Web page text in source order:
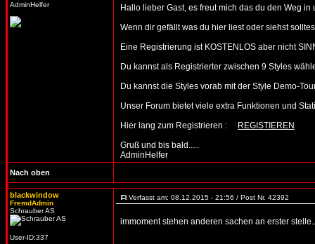
AdminHelfer
Hallo lieber Gast, es freut mich das du den Weg
Wenn dir gefällt was du hier liest oder siehst
Eine Registrierung ist KOSTENLOS aber nicht
Du kannst als Registrierter zwischen 9 Styles
Du kannst die Styles vorab mit der Style
Unser Forum bietet viele extra Funktionen und
Hier lang zum Registrieren :
REGISTIEREN
Gruß und bis bald.....
AdminHelfer
Nach oben
blackwindow
FremdAdmin
Schrauber AS
User-ID:337
Verfasst am: 08.12.2015 - 21:56 / Post Nr. 42392
immoment stehen anderen sachen an erster